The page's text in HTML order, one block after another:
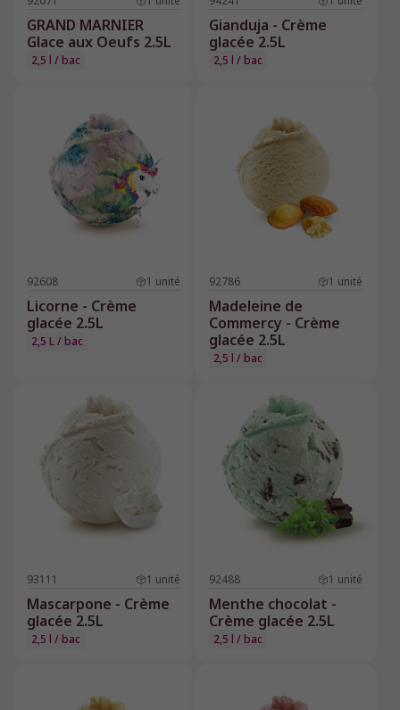
GRAND MARNIER
Glace aux Oeufs 2.5L
2,5 l / bac
Gianduja - Crème
glacée 2.5L
2,5 l / bac
92608 1 unité
Licorne - Crème
glacée 2.5L
2,5 L / bac
92786 1 unité
Madeleine de
Commercy - Crème
glacée 2.5L
2,5 l / bac
93111 1 unité
Mascarpone - Crème
glacée 2.5L
2,5 l / bac
92488 1 unité
Menthe chocolat -
Crème glacée 2.5L
2,5 l / bac